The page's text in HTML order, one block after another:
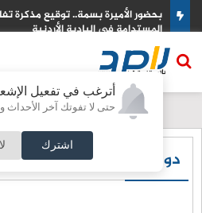
أترغب في تفعيل
حتى لا تفوتك آخر الأحداث
اشترك
بحضور الأميرة بسمة.. توقيع مذكرة
المستدامة في البادية الأردنية
دولي